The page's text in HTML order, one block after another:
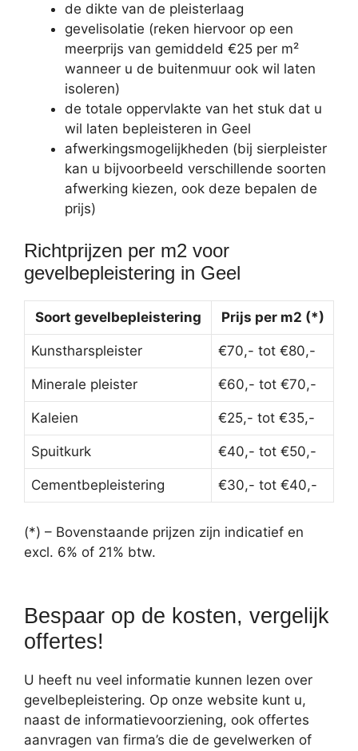
de dikte van de pleisterlaag
gevelisolatie (reken hiervoor op een
meerprijs van gemiddeld €25 per m²
wanneer u de buitenmuur ook wil laten
isoleren)
de totale oppervlakte van het stuk dat u
wil laten bepleisteren in Geel
afwerkingsmogelijkheden (bij sierpleister
kan u bijvoorbeeld verschillende soorten
afwerking kiezen, ook deze bepalen de
prijs)
Richtprijzen per m2 voor
gevelbepleistering in Geel
Soort gevelbepleistering Prijs per m2 (*)
Kunstharspleister €70,- tot €80,-
Minerale pleister €60,- tot €70,-
Kaleien €25,- tot €35,-
Spuitkurk €40,- tot €50,-
Cementbepleistering €30,- tot €40,-
(*) – Bovenstaande prijzen zijn indicatief en
excl. 6% of 21% btw.
Bespaar op de kosten, vergelijk
offertes!
U heeft nu veel informatie kunnen lezen over
gevelbepleistering. Op onze website kunt u,
naast de informatievoorziening, ook offertes
aanvragen van firma’s die de gevelwerken of